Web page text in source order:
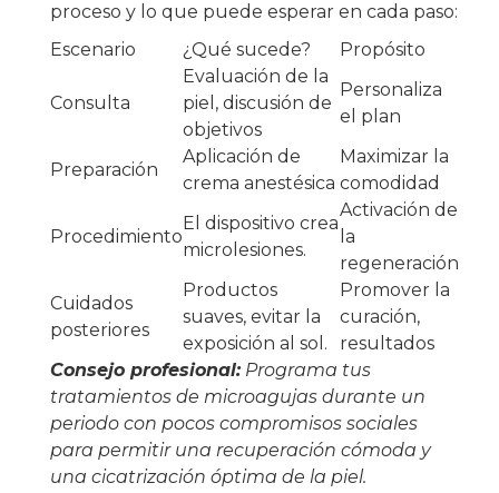
proceso y lo que puede esperar en cada paso:
Escenario
¿Qué sucede? Propósito
Consulta
Evaluación de la
piel, discusión de
objetivos
Personaliza
el plan
Preparación
Aplicación de
crema anestésica
Maximizar la
comodidad
Procedimiento
El dispositivo crea
microlesiones.
Activación de
la
regeneración
Cuidados
posteriores
Productos
suaves, evitar la
exposición al sol.
Promover la
curación,
resultados
Consejo profesional: Programa tus
tratamientos de microagujas durante un
periodo con pocos compromisos sociales
para permitir una recuperación cómoda y
una cicatrización óptima de la piel.